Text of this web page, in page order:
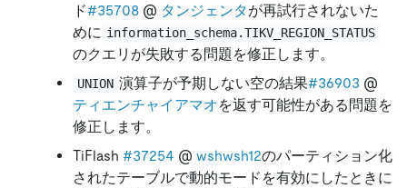
ド#35708 @ タンジェンタが再試行されないた
めに information_schema.TIKV_REGION_STATUS
のクエリが失敗する問題を修正します。
UNION 演算子が予期しない空の結果#36903 @
ティエンチャイアマオを返す可能性がある問題を
修正します。
TiFlash #37254 @ wshwsh12のパーティション化
されたテーブルで動的モードを有効にしたときに